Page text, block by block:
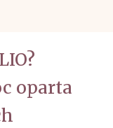
oparta